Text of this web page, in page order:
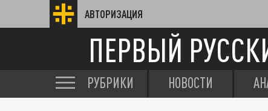
АВТОРИЗАЦИЯ
ПЕРВЫЙ
РУБРИКИ НОВОСТИ